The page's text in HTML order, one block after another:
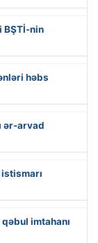
BŞTİ-nin
həbs
ər-arvad
imtahanı